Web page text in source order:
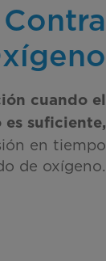
cuando el
es suficiente,
en tiempo
de oxígeno.